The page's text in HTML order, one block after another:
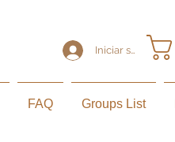
Iniciar sesión
FAQ Groups List